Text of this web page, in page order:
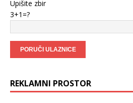
Upišite zbir
3+1=?
REKLAMNI PROSTOR